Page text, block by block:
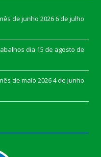
de junho 20266 de julho
dia 15 de agosto de
de maio 20264 de junho